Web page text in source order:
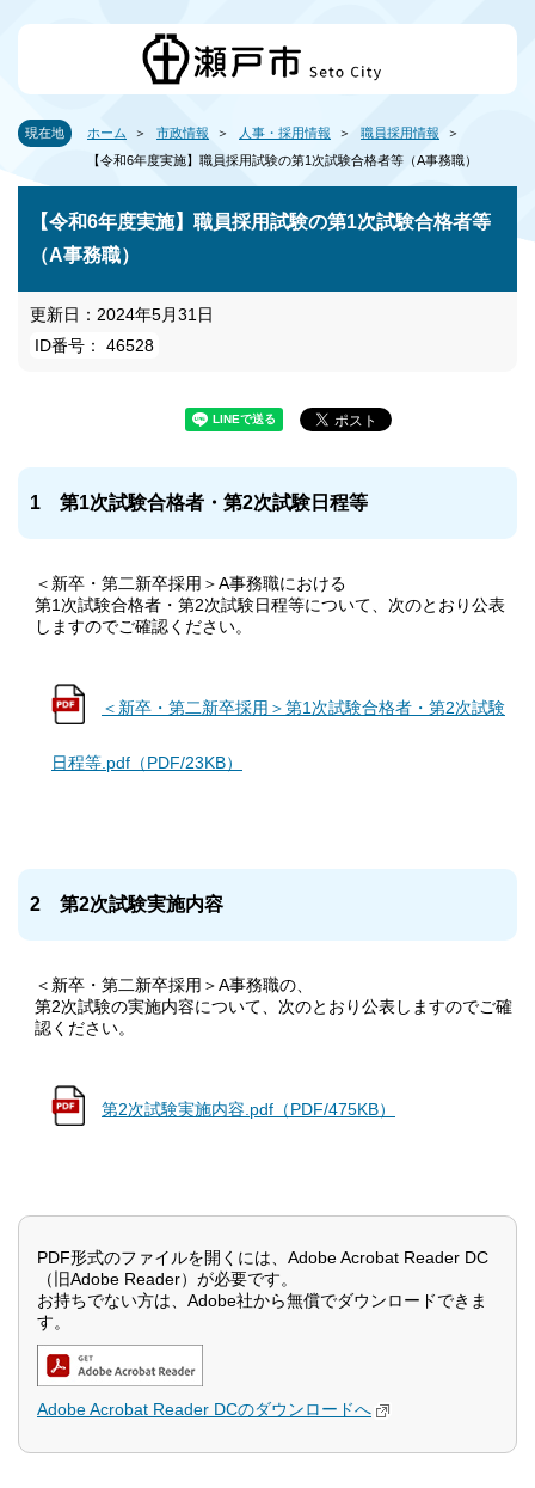
現在地 ホーム 市政情報 人事・採用情報
職員採用情報
【令和6年度実施】職員採用試験の第1次試験合格者等（A事務職）
【令和6年度実施】職員採用試験の第1次試験合格者等
（A事務職）
更新日：2024年5月31日
ID番号： 46528
1 第1次試験合格者・第2次試験日程等
＜新卒・第二新卒採用＞A事務職における
第1次試験合格者・第2次試験日程等について、次のとおり公表
しますのでご確認ください。
＜新卒・第二新卒採用＞第1次試験合格者・第2次試験
日程等.pdf（PDF/23KB）
2 第2次試験実施内容
＜新卒・第二新卒採用＞A事務職の、
第2次試験の実施内容について、次のとおり公表しますのでご確
認ください。
第2次試験実施内容.pdf（PDF/475KB）
PDF形式のファイルを開くには、Adobe Acrobat Reader DC
（旧Adobe Reader）が必要です。
お持ちでない方は、Adobe社から無償でダウンロードできま
す。
Adobe Acrobat Reader DCのダウンロードへ